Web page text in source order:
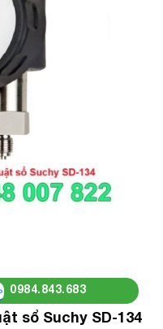
0984.843.683
sổ Suchy SD-134